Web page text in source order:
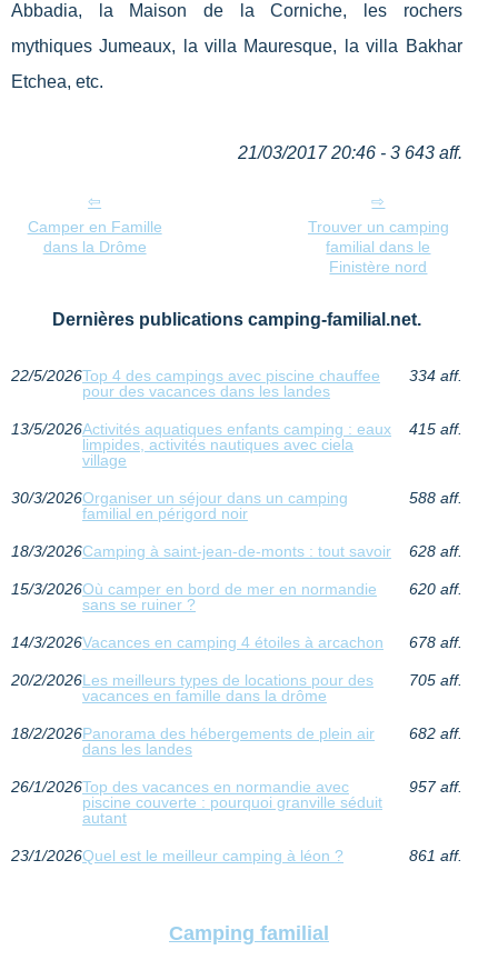
Abbadia, la Maison de la Corniche, les rochers
mythiques Jumeaux, la villa Mauresque, la villa Bakhar
Etchea, etc.
21/03/2017 20:46 - 3 643 aff.
Camper en Famille
dans la Drôme
Trouver un camping
familial dans le
Finistère nord
Dernières publications camping-familial.net.
22/5/2026Top 4 des campings avec piscine chauffee
pour des vacances dans les landes
334 aff.
13/5/2026Activités aquatiques enfants camping : eaux
limpides, activités nautiques avec ciela
village
415 aff.
30/3/2026Organiser un séjour dans un camping
familial en périgord noir
588 aff.
18/3/2026Camping à saint-jean-de-monts : tout savoir 628 aff.
15/3/2026Où camper en bord de mer en normandie
sans se ruiner ?
620 aff.
14/3/2026Vacances en camping 4 étoiles à arcachon 678 aff.
20/2/2026Les meilleurs types de locations pour des
vacances en famille dans la drôme
705 aff.
18/2/2026Panorama des hébergements de plein air
dans les landes
682 aff.
26/1/2026Top des vacances en normandie avec
piscine couverte : pourquoi granville séduit
autant
957 aff.
23/1/2026Quel est le meilleur camping à léon ? 861 aff.
Camping familial